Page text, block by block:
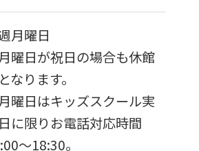
月曜日
曜日が祝日の場合も休館
なります。
曜日はキッズスクール実
に限りお電話対応時間
〜18:30。